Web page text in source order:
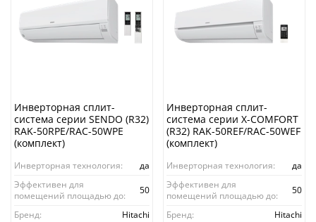
Инверторная сплит-
система серии SENDO (R32)
RAK-50RPE/RAC-50WPE
(комплект)
Инверторная технология:
да
Эффективен для
помещений площадью до:
50
Бренд:
Hitachi
Инверторная сплит-
система серии X-COMFORT
(R32) RAK-50REF/RAC-50WEF
(комплект)
Инверторная технология:
да
Эффективен для
помещений площадью до:
50
Бренд:
Hitachi